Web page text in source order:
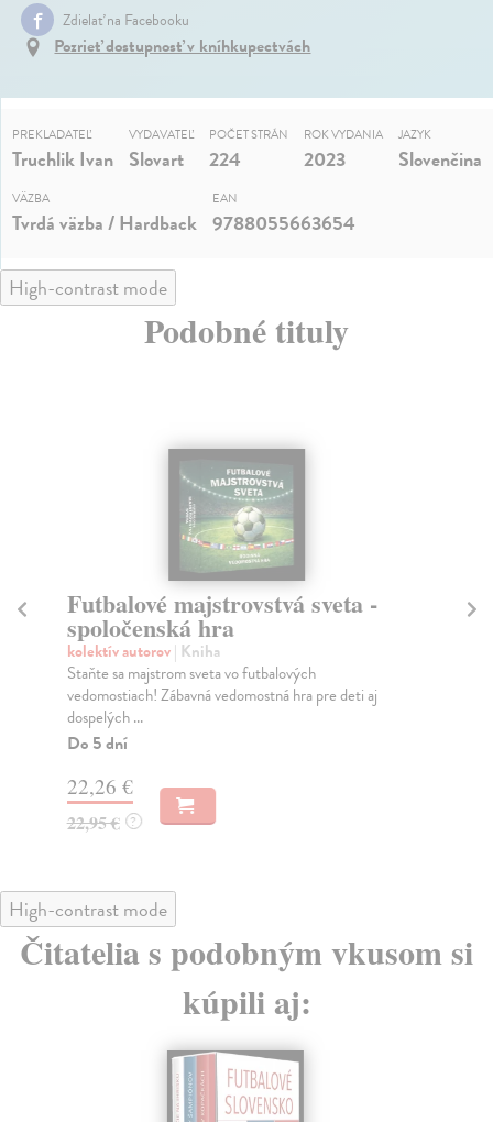
Zdielať na Facebooku
Pozrieť dostupnosť v kníhkupectvách
PREKLADATEĽ
Truchlik Ivan
VYDAVATEĽ
Slovart
POČET STRÁN
224
ROK VYDANIA
2023
JAZYK
Slovenčina
VÄZBA
Tvrdá väzba / Hardback
EAN
9788055663654
High-contrast mode
Podobné tituly
Futbalové majstrovstvá sveta -
spoločenská hra
kolektív autorov| Kniha
Staňte sa majstrom sveta vo futbalových
vedomostiach! Zábavná vedomostná hra pre deti aj
dospelých ...
Do 5 dní
22,26 €
22,95 € ?
High-contrast mode
Čitatelia s podobným vkusom si
kúpili aj: